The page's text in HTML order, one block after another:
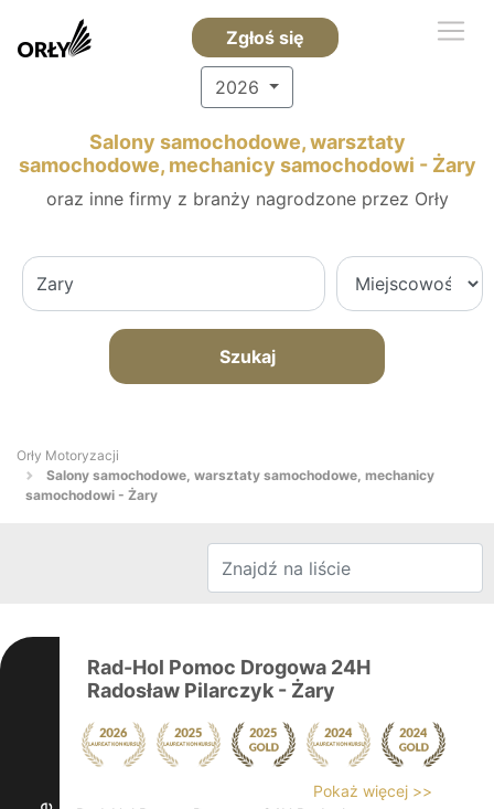
Zgłoś się
2026
Salony samochodowe, warsztaty
samochodowe, mechanicy samochodowi - Żary
oraz inne firmy z branży nagrodzone przez Orły
Szukaj
Orły Motoryzacji
Salony samochodowe, warsztaty samochodowe, mechanicy
samochodowi - Żary
Rad-Hol Pomoc Drogowa 24H
Radosław Pilarczyk - Żary
Pokaż więcej >>